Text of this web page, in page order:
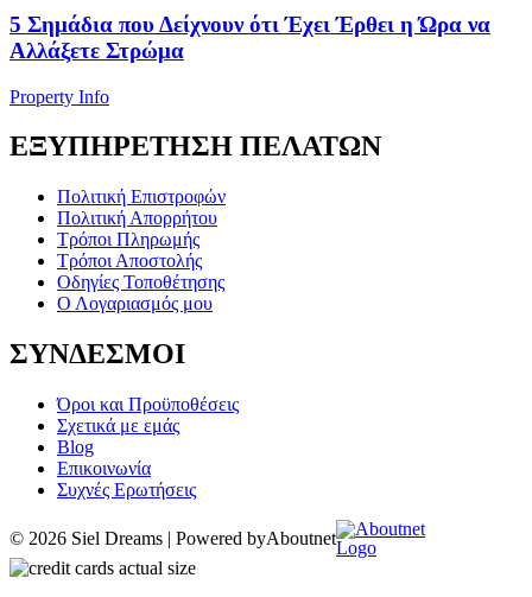
5 Σημάδια που Δείχνουν ότι Έχει Έρθει η Ώρα να
Αλλάξετε Στρώμα
Property Info
ΕΞΥΠΗΡΕΤΗΣΗ ΠΕΛΑΤΩΝ
Πολιτική Επιστροφών
Πολιτική Απορρήτου
Τρόποι Πληρωμής
Τρόποι Αποστολής
Οδηγίες Τοποθέτησης
Ο Λογαριασμός μου
ΣΥΝΔΕΣΜΟΙ
Όροι και Προϋποθέσεις
Σχετικά με εμάς
Blog
Επικοινωνία
Συχνές Ερωτήσεις
© 2026 Siel Dreams | Powered byAboutnet